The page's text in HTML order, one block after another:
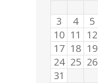
3
4 5
10 11 12
17 18 19
24 25 26
31